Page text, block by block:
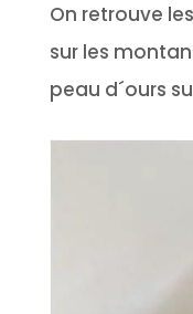
On retrouve
sur les
peau d´ours